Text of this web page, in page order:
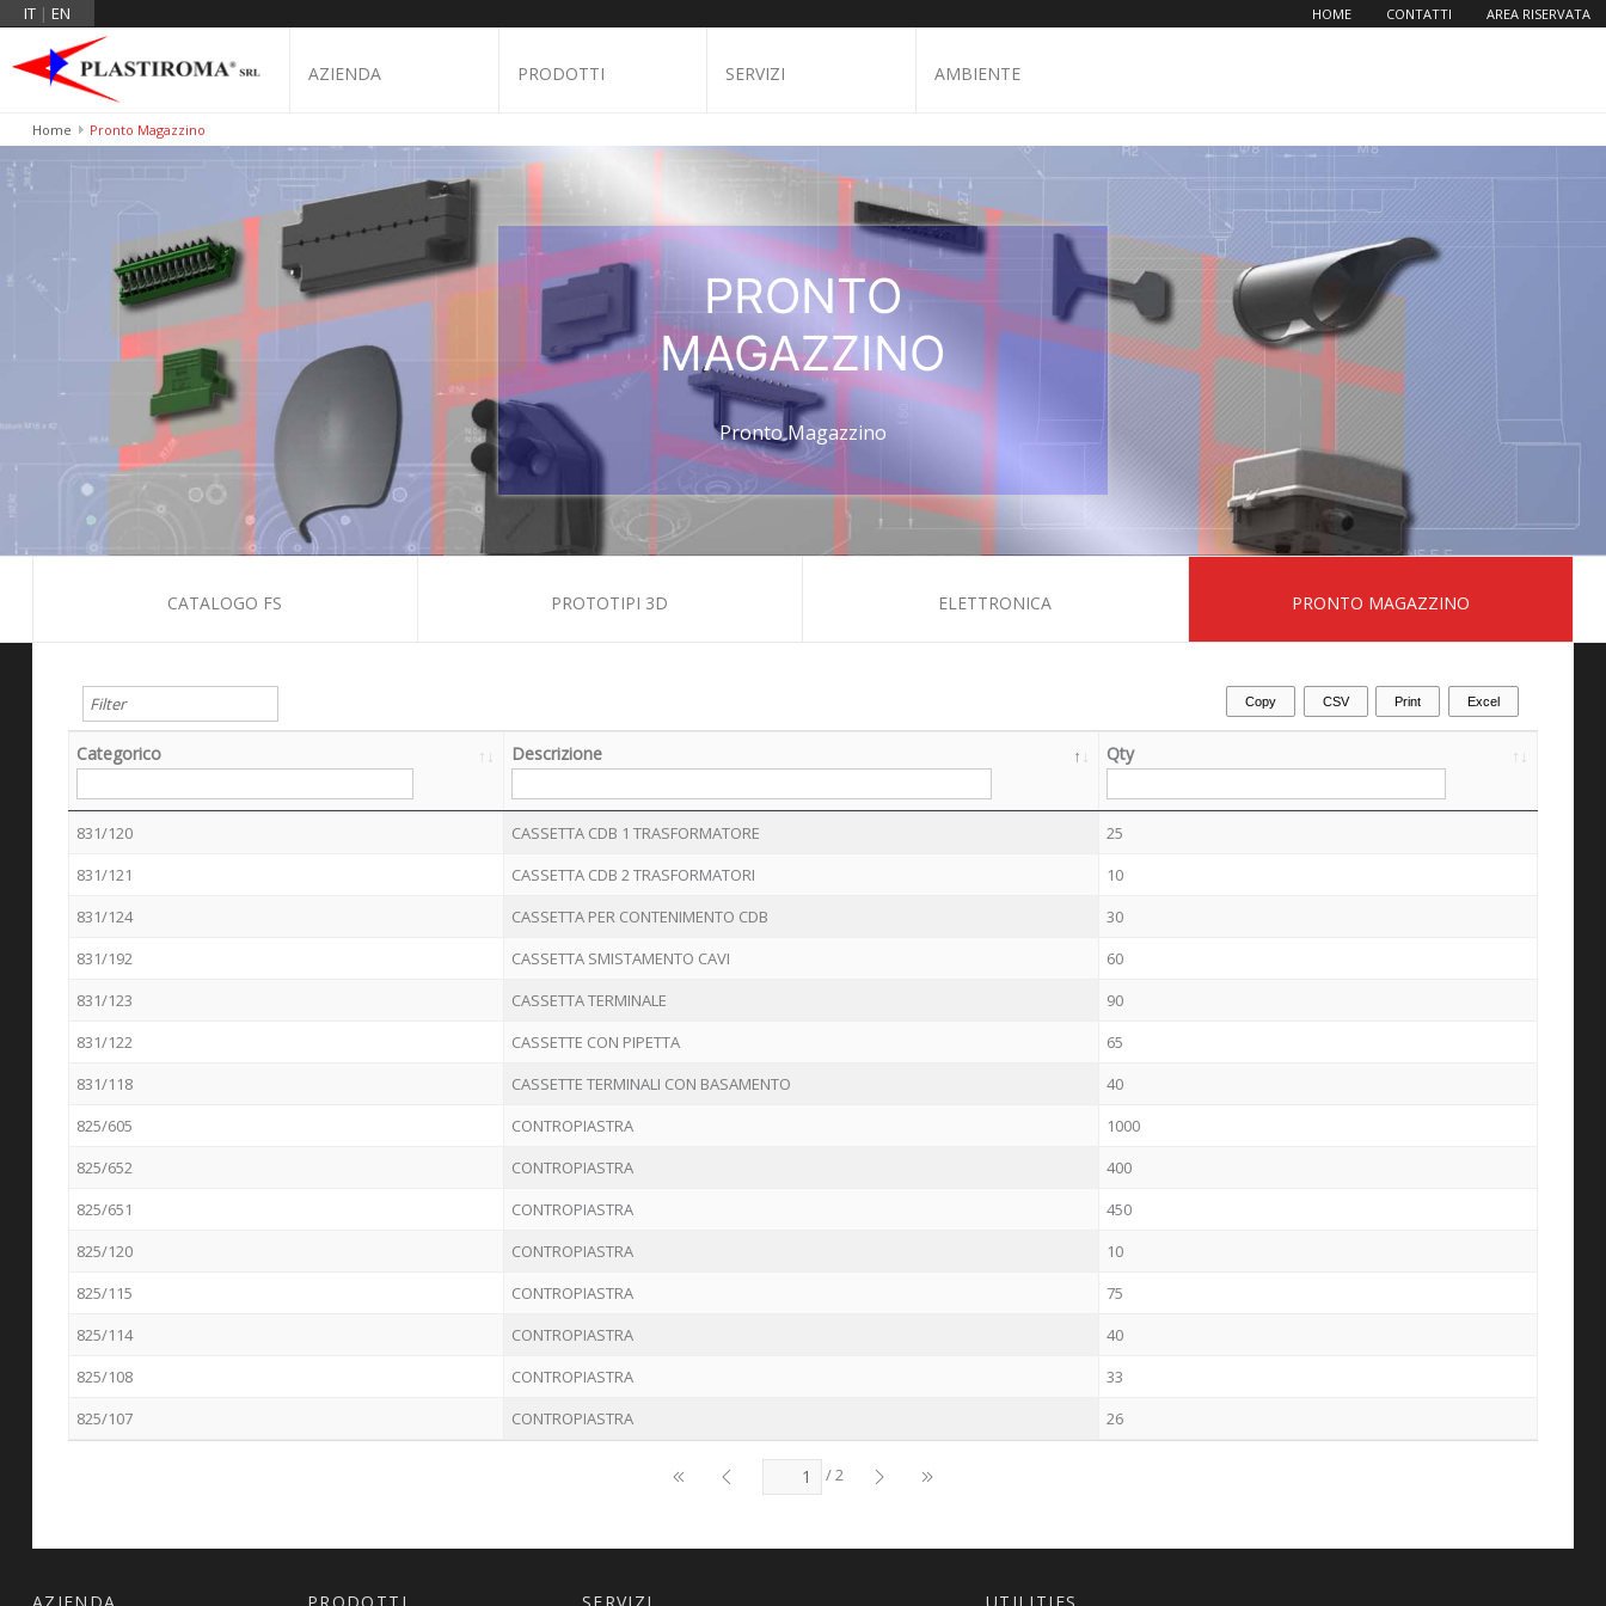
IT | EN HOME CONTATTI AREA RISERVATA
AZIENDA PRODOTTI SERVIZI AMBIENTE
Home Pronto Magazzino
PRONTO
MAGAZZINO
Pronto Magazzino
CATALOGO FS PROTOTIPI 3D ELETTRONICA PRONTO MAGAZZINO
Copy CSV Print Excel
Categorico Descrizione Qty
831/120 CASSETTA CDB 1 TRASFORMATORE
25
831/121
CASSETTA CDB 2 TRASFORMATORI
10
831/124
CASSETTA PER CONTENIMENTO CDB
30
831/192
CASSETTA SMISTAMENTO CAVI
60
831/123
CASSETTA TERMINALE
90
831/122
CASSETTE CON PIPETTA
65
831/118
CASSETTE TERMINALI CON BASAMENTO
40
825/605
CONTROPIASTRA
1000
825/652
CONTROPIASTRA
400
825/651
CONTROPIASTRA
450
825/120
CONTROPIASTRA
10
825/115
CONTROPIASTRA
75
825/114
CONTROPIASTRA
40
825/108
CONTROPIASTRA
33
825/107
CONTROPIASTRA 26
/ 2